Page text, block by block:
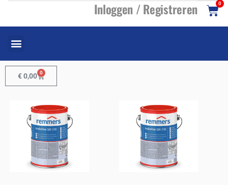
Inloggen /Registreren 0
€0,00 0